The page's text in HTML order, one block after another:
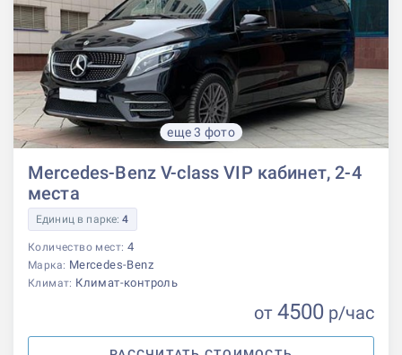
еще 3 фото
Mercedes-Benz V-class VIP кабинет, 2-4
места
Единиц в парке:4
Количество мест: 4
Марка: Mercedes-Benz
Климат: Климат-контроль
от 4500 р/час